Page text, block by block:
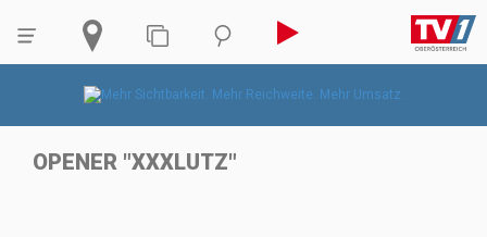
OPENER "XXXLUTZ"